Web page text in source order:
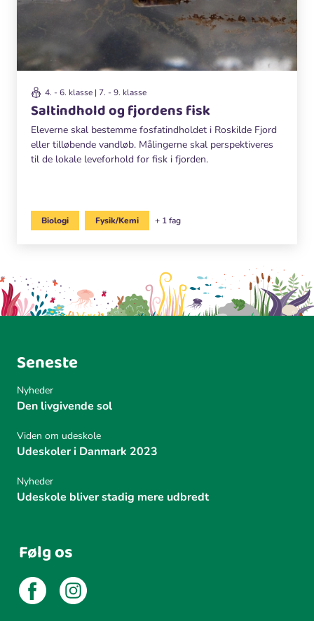
4. - 6. klasse | 7. - 9. klasse
Saltindhold og fjordens fisk
Eleverne skal bestemme fosfatindholdet i Roskilde Fjord
eller tilløbende vandløb. Målingerne skal perspektiveres
til de lokale leveforhold for fisk i fjorden.
Biologi Fysik/Kemi + 1 fag
Seneste
Nyheder
Den livgivende sol
Viden om udeskole
Udeskoler i Danmark 2023
Nyheder
Udeskole bliver stadig mere udbredt
Følg os